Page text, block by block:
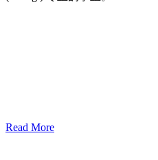
Read More